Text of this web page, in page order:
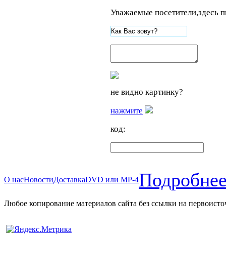
Уважаемые посетители,здесь
не видно картинку?
нажмите
код:
О насНовостиДоставкаDVD или MP-4
Любое копирование материалов сайта без ссылки на